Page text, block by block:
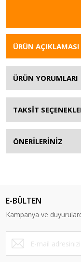
ÜRÜN AÇIKLAMASI
ÜRÜN YORUMLARI
TAKSİT
ÖNERİLERİNİZ
E-BÜLTEN
Kampanya ve